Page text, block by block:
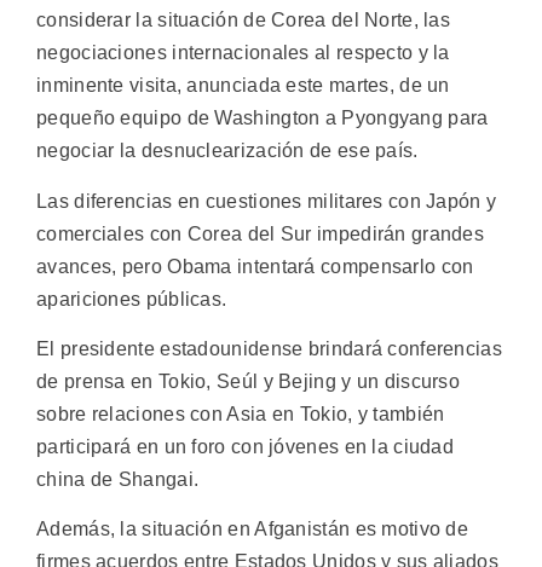
considerar la situación de Corea del Norte, las
negociaciones internacionales al respecto y la
inminente visita, anunciada este martes, de un
pequeño equipo de Washington a Pyongyang para
negociar la desnuclearización de ese país.
Las diferencias en cuestiones militares con Japón y
comerciales con Corea del Sur impedirán grandes
avances, pero Obama intentará compensarlo con
apariciones públicas.
El presidente estadounidense brindará conferencias
de prensa en Tokio, Seúl y Bejing y un discurso
sobre relaciones con Asia en Tokio, y también
participará en un foro con jóvenes en la ciudad
china de Shangai.
Además, la situación en Afganistán es motivo de
firmes acuerdos entre Estados Unidos y sus aliados